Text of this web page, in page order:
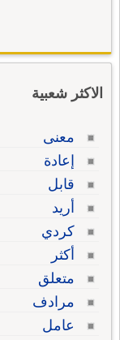
الاكثر شعبية
معنى
إعادة
قابل
أريد
كردي
أكثر
متعلق
مرادف
عامل